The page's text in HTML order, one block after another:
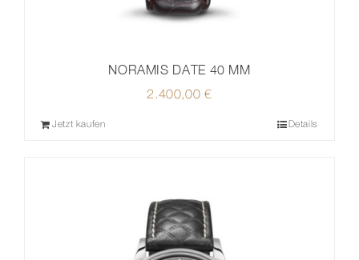
NORAMIS DATE 40 MM
2.400,00€
Jetzt kaufen Details